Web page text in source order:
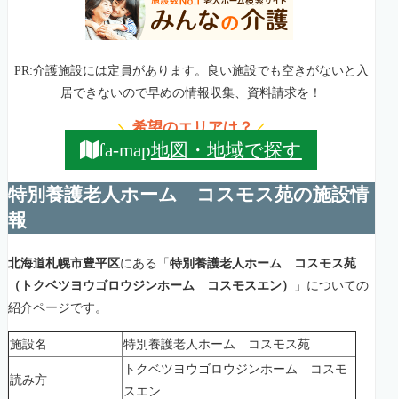
PR:介護施設には定員があります。良い施設でも空きがないと入
居できないので早めの情報収集、資料請求を！
＼希望のエリアは？／
fa-map地図・地域で探す
特別養護老人ホーム コスモス苑の施設情
報
北海道札幌市豊平区にある「 特別養護老人ホーム コスモス苑
（トクベツヨウゴロウジンホーム コスモスエン）
」についての
紹介ページです。
施設名 特別養護老人ホーム コスモス苑
読み方
トクベツヨウゴロウジンホーム コスモ
スエン